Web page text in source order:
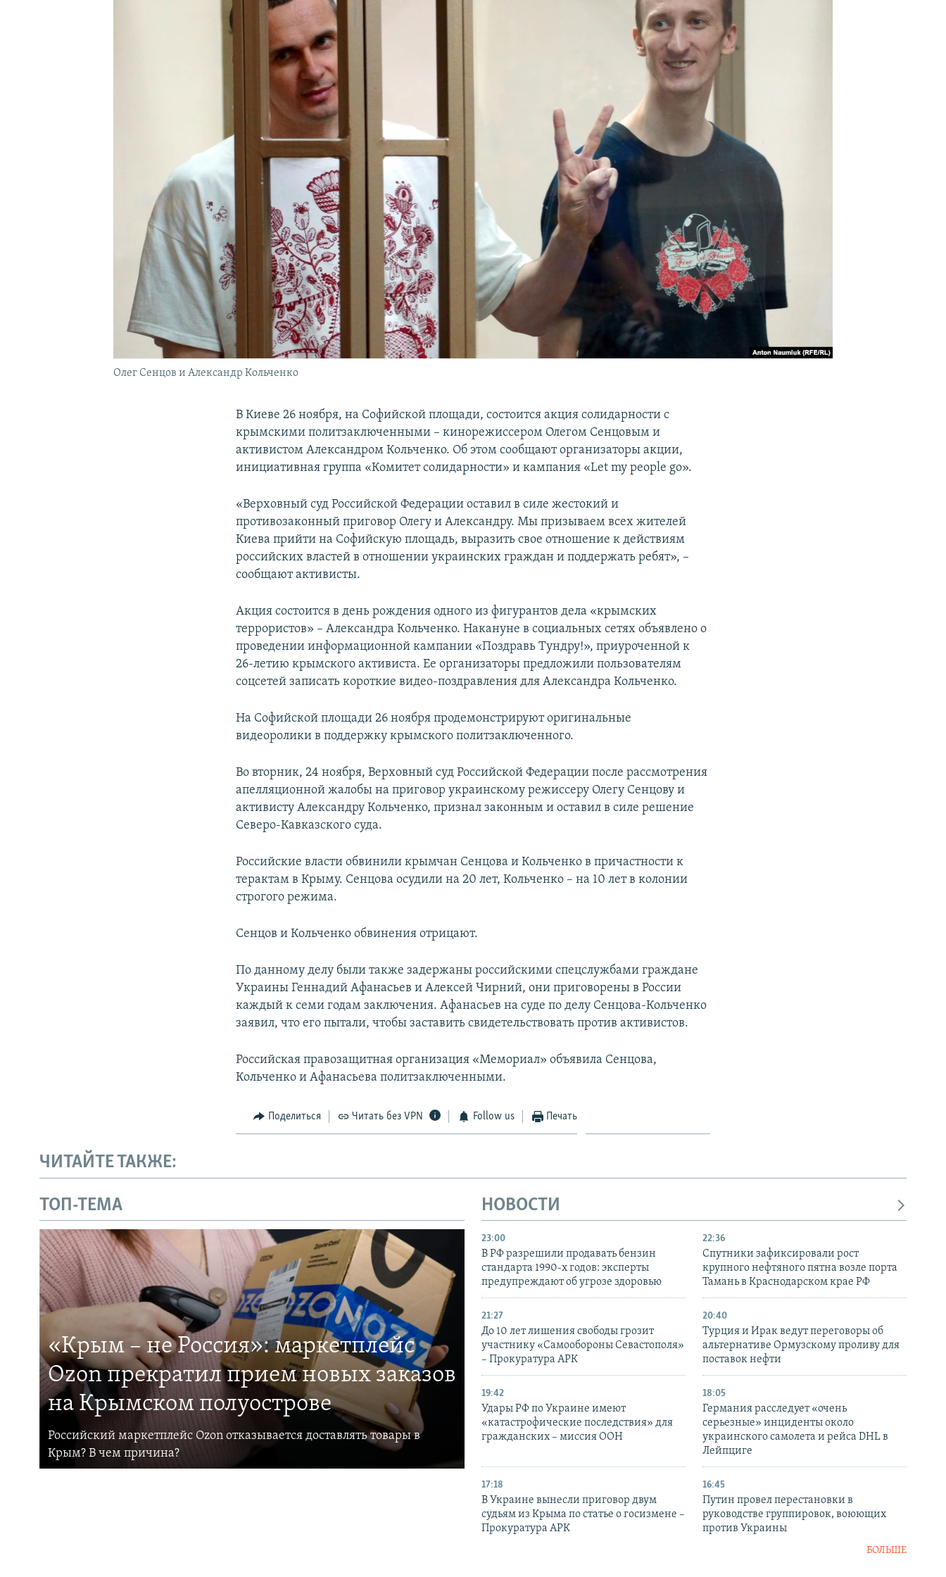
Олег Сенцов и Александр Кольченко
В Киеве 26 ноября, на Софийской площади, состоится акция солидарности с
крымскими политзаключенными – кинорежиссером Олегом Сенцовым и
активистом Александром Кольченко. Об этом сообщают организаторы акции,
инициативная группа «Комитет солидарности» и кампания «Let my people go».
«Верховный суд Российской Федерации оставил в силе жестокий и
противозаконный приговор Олегу и Александру. Мы призываем всех жителей
Киева прийти на Софийскую площадь, выразить свое отношение к действиям
российских властей в отношении украинских граждан и поддержать ребят», –
сообщают активисты.
Акция состоится в день рождения одного из фигурантов дела «крымских
террористов» – Александра Кольченко. Накануне в социальных сетях объявлено о
проведении информационной кампании «Поздравь Тундру!», приуроченной к
26-летию крымского активиста. Ее организаторы предложили пользователям
соцсетей записать короткие видео-поздравления для Александра Кольченко.
На Софийской площади 26 ноября продемонстрируют оригинальные
видеоролики в поддержку крымского политзаключенного.
Во вторник, 24 ноября, Верховный суд Российской Федерации после рассмотрения
апелляционной жалобы на приговор украинскому режиссеру Олегу Сенцову и
активисту Александру Кольченко, признал законным и оставил в силе решение
Северо-Кавказского суда.
Российские власти обвинили крымчан Сенцова и Кольченко в причастности к
терактам в Крыму. Сенцова осудили на 20 лет, Кольченко – на 10 лет в колонии
строгого режима.
Сенцов и Кольченко обвинения отрицают.
По данному делу были также задержаны российскими спецслужбами граждане
Украины Геннадий Афанасьев и Алексей Чирний, они приговорены в России
каждый к семи годам заключения. Афанасьев на суде по делу Сенцова-Кольченко
заявил, что его пытали, чтобы заставить свидетельствовать против активистов.
Российская правозащитная организация «Мемориал» объявила Сенцова,
Кольченко и Афанасьева политзаключенными.
Поделиться Читать без VPN Follow us Печать
ЧИТАЙТЕ ТАКЖЕ:
ТОП-ТЕМА
«Крым – не Россия»: маркетплейс
Ozon прекратил прием новых заказов
на Крымском полуострове
Российский маркетплейс Ozon отказывается доставлять товары в
Крым? В чем причина?
НОВОСТИ
23:00
В РФ разрешили продавать бензин
стандарта 1990-х годов: эксперты
предупреждают об угрозе здоровью
22:36
Спутники зафиксировали рост
крупного нефтяного пятна возле порта
Тамань в Краснодарском крае РФ
21:27
До 10 лет лишения свободы грозит
участнику «Самообороны Севастополя»
– Прокуратура АРК
20:40
Турция и Ирак ведут переговоры об
альтернативе Ормузскому проливу для
поставок нефти
19:42
Удары РФ по Украине имеют
«катастрофические последствия» для
гражданских – миссия ООН
18:05
Германия расследует «очень
серьезные» инциденты около
украинского самолета и рейса DHL в
Лейпциге
17:18
В Украине вынесли приговор двум
судьям из Крыма по статье о госизмене –
Прокуратура АРК
16:45
Путин провел перестановки в
руководстве группировок, воюющих
против Украины
БОЛЬШЕ